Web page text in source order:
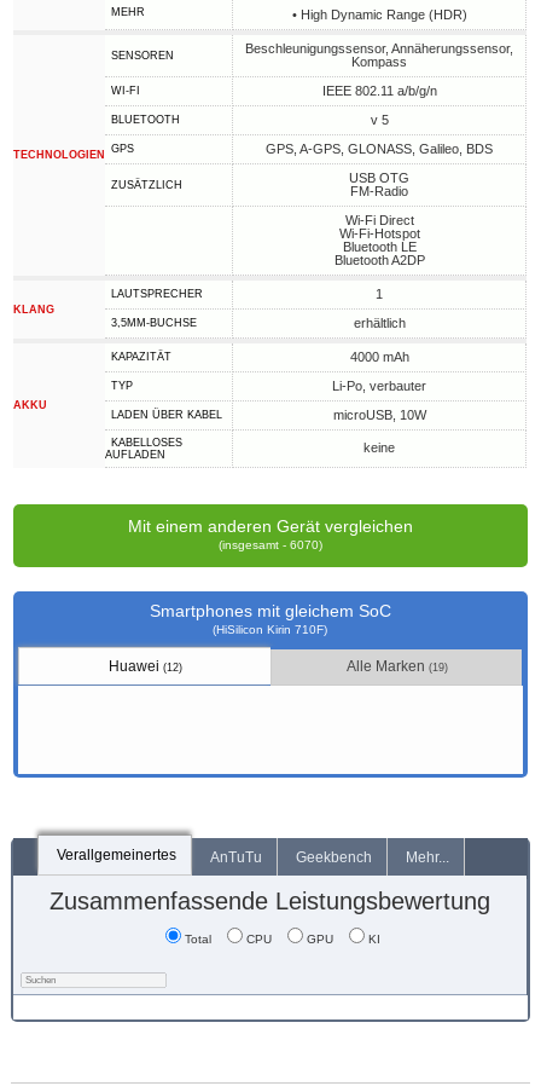
MEHR • High Dynamic Range (HDR)
TECHNOLOGIEN
SENSOREN
Beschleunigungssensor, Annäherungssensor,
Kompass
WI-FI IEEE 802.11 a/b/g/n
BLUETOOTH v 5
GPS GPS, A-GPS, GLONASS, Galileo, BDS
ZUSÄTZLICH
USB OTG
FM-Radio
Wi-Fi Direct
Wi-Fi-Hotspot
Bluetooth LE
Bluetooth A2DP
KLANG
LAUTSPRECHER 1
3,5MM-BUCHSE erhältlich
AKKU
KAPAZITÄT 4000 mAh
TYP Li-Po, verbauter
LADEN ÜBER KABEL microUSB, 10W
KABELLOSES
AUFLADEN
keine
Mit einem anderen Gerät vergleichen
(insgesamt - 6070)
Smartphones mit gleichem SoC
(HiSilicon Kirin 710F)
Huawei (12) Alle Marken (19)
Verallgemeinertes AnTuTu Geekbench Mehr...
Zusammenfassende Leistungsbewertung
Total CPU GPU KI